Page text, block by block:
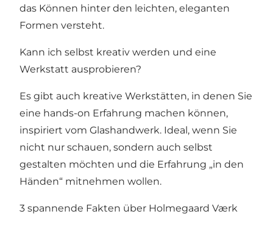
das Können hinter den leichten, eleganten
Formen versteht.
Kann ich selbst kreativ werden und eine
Werkstatt ausprobieren?
Es gibt auch kreative Werkstätten, in denen Sie
eine hands-on Erfahrung machen können,
inspiriert vom Glashandwerk. Ideal, wenn Sie
nicht nur schauen, sondern auch selbst
gestalten möchten und die Erfahrung „in den
Händen“ mitnehmen wollen.
3 spannende Fakten über Holmegaard Værk